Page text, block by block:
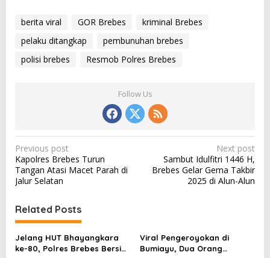
berita viral GOR Brebes
kriminal Brebes
pelaku ditangkap
pembunuhan brebes
polisi brebes
Resmob Polres Brebes
Follow Us
P
o
s
n
a
v
Previous post
Kapolres Brebes Turun
Tangan Atasi Macet Parah di
Jalur Selatan
Next post
Sambut Idulfitri 1446 H,
Brebes Gelar Gema Takbir
2025 di Alun-Alun
Related Posts
Jelang HUT Bhayangkara
ke-80, Polres Brebes Bersih-
Viral Pengeroyokan di
Bumiayu, Dua Orang